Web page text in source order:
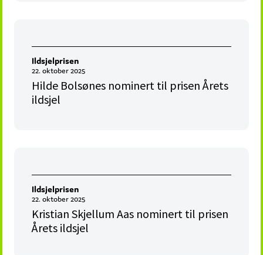
Ildsjelprisen
22. oktober 2025
Hilde Bolsønes nominert til prisen Årets
ildsjel
Ildsjelprisen
22. oktober 2025
Kristian Skjellum Aas nominert til prisen
Årets ildsjel